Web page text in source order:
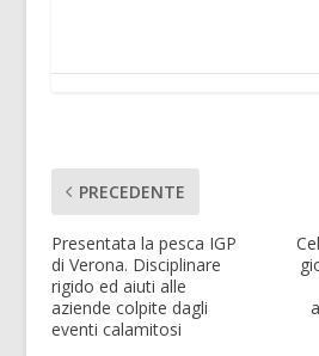
PRECEDENTE
Presentata la pesca IGP
di Verona. Disciplinare
rigido ed aiuti alle
aziende colpite dagli
eventi calamitosi